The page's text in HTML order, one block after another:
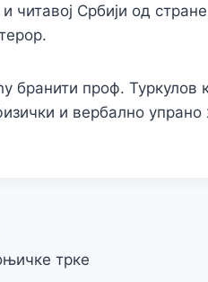
и читавој Србији од
бранити проф. Туркулов
и вербално
трке